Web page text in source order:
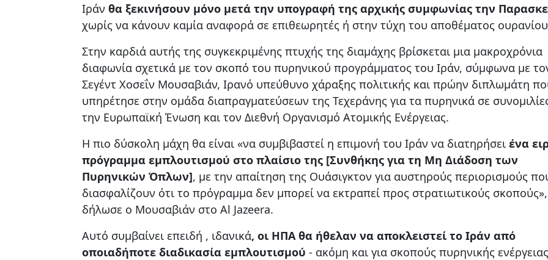
Ιράν θα ξεκινήσουν μόνο μετά την υπογραφή της αρχικής συμφωνίας την
χωρίς να κάνουν καμία αναφορά σε επιθεωρητές ή στην τύχη του αποθέματος
Στην καρδιά αυτής της συγκεκριμένης πτυχής της διαμάχης βρίσκεται μια μακροχρόνια
διαφωνία σχετικά με τον σκοπό του πυρηνικού προγράμματος του Ιράν, σύμφωνα με
Σεγέντ Χοσεΐν Μουσαβιάν, Ιρανό υπεύθυνο χάραξης πολιτικής και πρώην διπλωμάτη
υπηρέτησε στην ομάδα διαπραγματεύσεων της Τεχεράνης για τα πυρηνικά σε
την Ευρωπαϊκή Ένωση και τον Διεθνή Οργανισμό Ατομικής Ενέργειας.
Η πιο δύσκολη μάχη θα είναι «να συμβιβαστεί η επιμονή του Ιράν να διατηρήσει ένα
πρόγραμμα εμπλουτισμού στο πλαίσιο της [Συνθήκης για τη Μη Διάδοση των
Πυρηνικών Όπλων], με την απαίτηση της Ουάσιγκτον για αυστηρούς περιορισμούς
διασφαλίζουν ότι το πρόγραμμα δεν μπορεί να εκτραπεί προς στρατιωτικούς σκοπούς»,
δήλωσε ο Μουσαβιάν στο Al Jazeera.
Αυτό συμβαίνει επειδή , ιδανικά, οι ΗΠΑ θα ήθελαν να αποκλειστεί το Ιράν από
οποιαδήποτε διαδικασία εμπλουτισμού - ακόμη και για σκοπούς πυρηνικής